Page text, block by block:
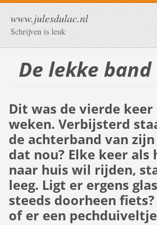
www.julesdulac.nl
Schrijven is leuk
De lekke band
Dit was de vierde
weken. Verbijsterd
de achterband van
dat nou? Elke keer als
naar huis wil rijden,
leeg. Ligt er ergens
steeds doorheen
of er een